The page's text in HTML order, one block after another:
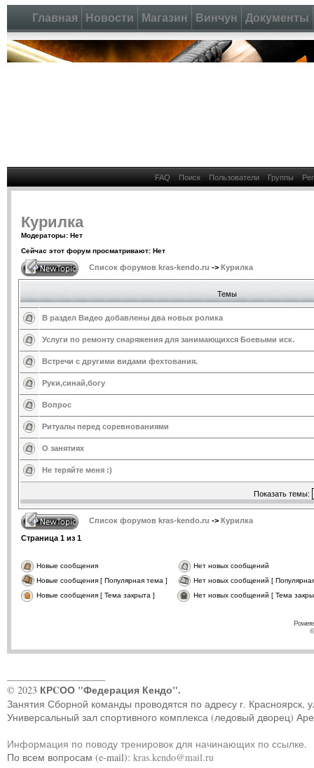
Главная Новости Магазин Винчун Документы
FAQ Поиск Пользователи Группы
Курилка
Модераторы: Нет
Сейчас этот форум просматривают: Нет
Список форумов kras-kendo.ru -> Курилка
Темы
В раздел Видео добавлены два новых ролика
Услуги по ремонту снаряжения для занимающихся Боевыми иск.
Встречи с другими видами фехтования.
Руки,синай,богу
Вопрос
Ритуалы перед соревнованиями
О занятиях
Не теряйте меня :)
Показать темы:
Список форумов kras-kendo.ru -> Курилка
Страница 1 из 1
Новые сообщения
Нет новых сообщений
Новые сообщения [ Популярная тема ]
Нет новых сообщений [
Новые сообщения [ Тема закрыта ]
Нет новых сообщений [ Тема
© 2023 КРCОО "Федерация Кендо".
Занятия Сборной команды проводятся по адресу г. Красноярск,
Универсальный зал спортивного комплекса (ледовый дворец)
Информация по поводу тренировок для начинающих по ссылке.
По всем вопросам (e-mail): kras.kendo@mail.ru